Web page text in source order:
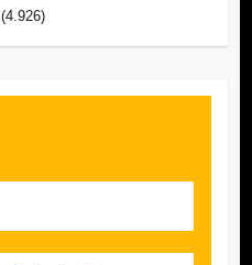
(4.926)